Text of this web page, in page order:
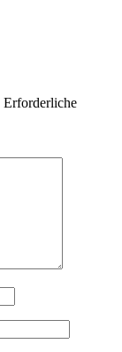
Erforderliche